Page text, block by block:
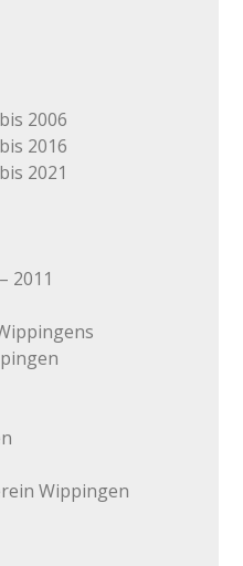
2006
2016
2021
2011
Wippingen